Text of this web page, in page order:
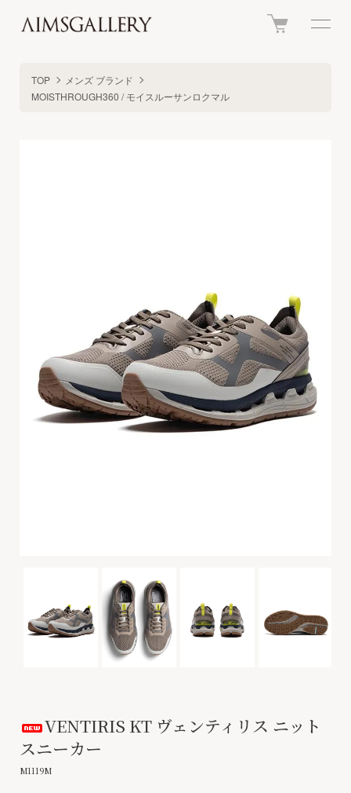
TOP
メンズ ブランド
MOISTHROUGH360 / モイスルーサンロクマル
VENTIRIS KT ヴェンティリス ニット
スニーカー
M1119M